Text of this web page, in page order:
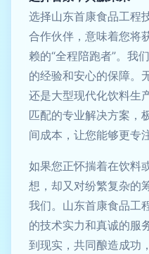
选择山东首康食品工程
合作伙伴，意味着您将
赖的“全程陪跑者”。我
的经验和安心的保障。
还是大型现代化饮料生
匹配的专业解决方案，
间成本，让您能够更专
如果您正怀揣着在饮料
想，却又对纷繁复杂的
我们。山东首康食品工
的技术实力和真诚的服
到现实，共同酿造成功